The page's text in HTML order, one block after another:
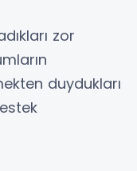
zor
duydukları